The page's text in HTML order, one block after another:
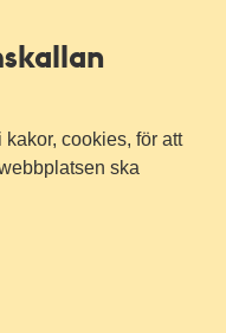
cookies, för att
ska